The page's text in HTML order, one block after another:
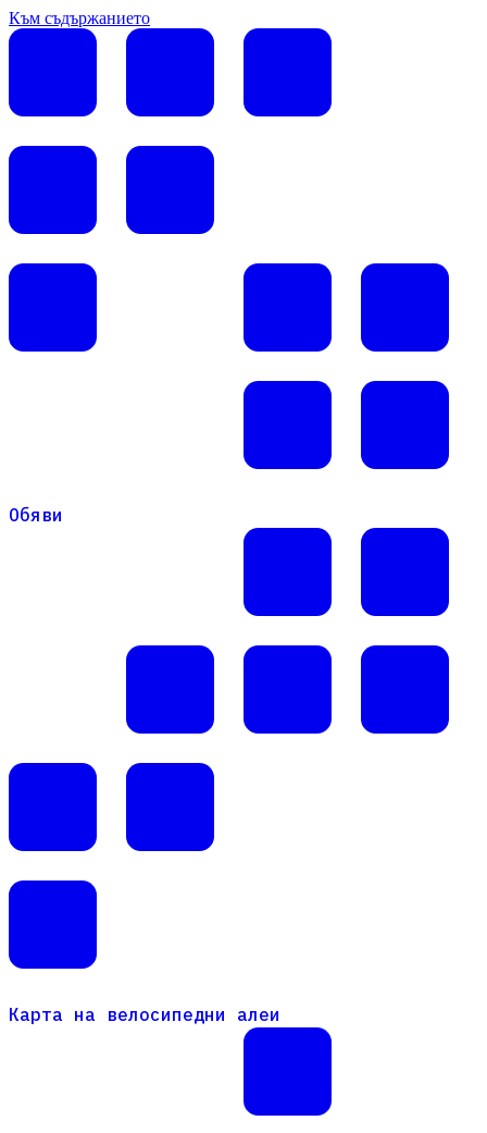
Към съдържанието
Обяви
Карта на велосипедни алеи
Карта на велосипедни алеи